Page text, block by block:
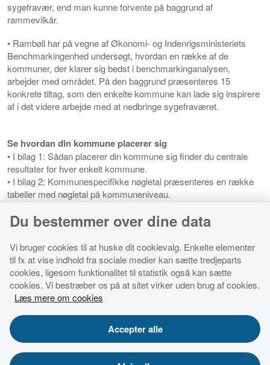
sygefravær, end man kunne forvente på baggrund af
rammevilkår.
• Rambøll har på vegne af Økonomi- og Indenrigsministeriets
Benchmarkingenhed undersøgt, hvordan en række af de
kommuner, der klarer sig bedst i benchmarkinganalysen,
arbejder med området. På den baggrund præsenteres 15
konkrete tiltag, som den enkelte kommune kan lade sig inspirere
af i det videre arbejde med at nedbringe sygefraværet.
Se hvordan din kommune placerer sig
• I bilag 1: Sådan placerer din kommune sig finder du centrale
resultater for hver enkelt kommune.
• I bilag 2: Kommunespecifikke nøgletal præsenteres en række
tabeller med nøgletal på kommuneniveau.
Se alle resultaterne og hent analysen her
Økonomi- og Indenrigsministeriet
Tilgængelighedserklæring for dette websted
Databestkyttelsespolitik
Du bestemmer over dine data
Vi bruger cookies til at huske dit cookievalg. Enkelte elementer
til fx at vise indhold fra sociale medier kan sætte tredjeparts
cookies, ligesom funktionalitet til statistik også kan sætte
cookies. Vi bestræber os på at sitet virker uden brug af cookies.
Læs mere om cookies
Accepter alle